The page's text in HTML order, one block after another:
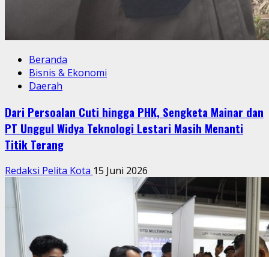
Beranda
Bisnis & Ekonomi
Daerah
Dari Persoalan Cuti hingga PHK, Sengketa Mainar dan
PT Unggul Widya Teknologi Lestari Masih Menanti
Titik Terang
Redaksi Pelita Kota 15 Juni 2026